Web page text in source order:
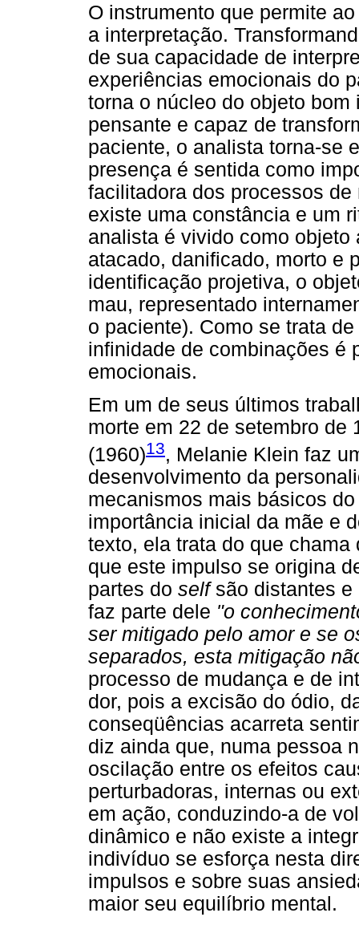
O instrumento que permite
a interpretação.
de sua capacidade de
experiências emocionais do
torna o núcleo do objeto
pensante e capaz de
paciente, o analista torna-se
presença é sentida como
facilitadora dos processos
existe uma constância e um
analista é vivido como
atacado, danificado, morto e
identificação projetiva, o
mau, representado
o paciente). Como se trata
infinidade de combinações é
emocionais.
Em um de seus últimos
morte em 22 de setembro de
(1960)13, Melanie Klein faz
desenvolvimento da
mecanismos mais básicos
importância inicial da mãe e
texto, ela trata do que
que este impulso se origina
partes do selfsão distantes e
faz parte dele "o
ser mitigado pelo amor e se
separados, esta mitigação
processo de mudança e de
dor, pois a excisão do ódio,
conseqüências acarreta
diz ainda que, numa pessoa
oscilação entre os efeitos
perturbadoras, internas ou
em ação, conduzindo-a de
dinâmico e não existe a
indivíduo se esforça nesta
impulsos e sobre suas
maior seu equilíbrio mental.